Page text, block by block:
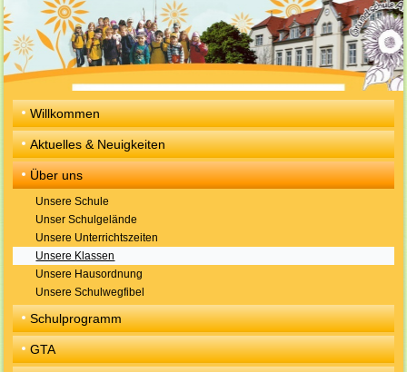
Willkommen
Aktuelles & Neuigkeiten
Über uns
Unsere Schule
Unser Schulgelände
Unsere Unterrichtszeiten
Unsere Klassen
Unsere Hausordnung
Unsere Schulwegfibel
Schulprogramm
GTA